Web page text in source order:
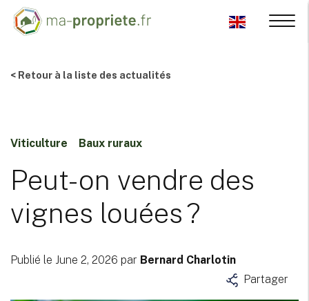
< Retour à la liste des actualités
Viticulture Baux ruraux
Peut-on vendre des
vignes louées ?
Publié le June 2, 2026 par Bernard Charlotin
Partager